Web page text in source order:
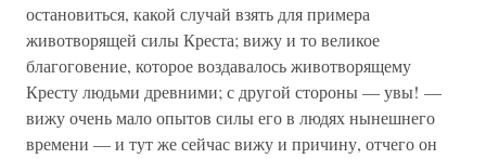
остановиться, какой случай взять для примера
животворящей силы Креста; вижу и то великое
благоговение, которое воздавалось животворящему
Кресту людьми древними; с другой стороны — увы! —
вижу очень мало опытов силы его в людях нынешнего
времени — и тут же сейчас вижу и причину, отчего он